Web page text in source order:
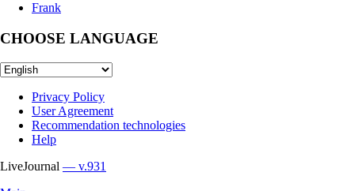
Frank
CHOOSE LANGUAGE
Privacy Policy
User Agreement
Recommendation technologies
Help
LiveJournal — v.931